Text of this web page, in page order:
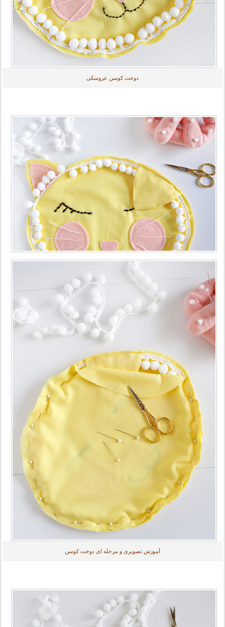
دوخت کوسن عروسکی
آموزش تصویری و مرحله ای دوخت کوسن